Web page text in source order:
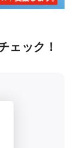
ェック！